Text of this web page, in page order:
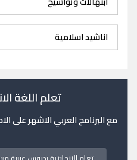
اناشيد اسلامية
تعلم اللغة
مع البرنامج العربي الاشهر على الاطلاق